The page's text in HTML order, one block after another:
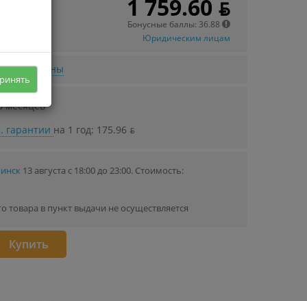
1 759.60 ƃ
Бонусные баллы: 36.88
Юридическим лицам
цены
месяцев
гарантии на 1 год: 175.96 ƃ
13 августа с 18:00 до 23:00. Стоимость:
товара в пункт выдачи не осуществляется
Купить